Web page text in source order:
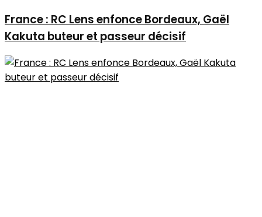
France : RC Lens enfonce Bordeaux, Gaël
Kakuta buteur et passeur décisif